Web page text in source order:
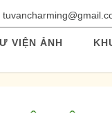
VIỆN ẢNH